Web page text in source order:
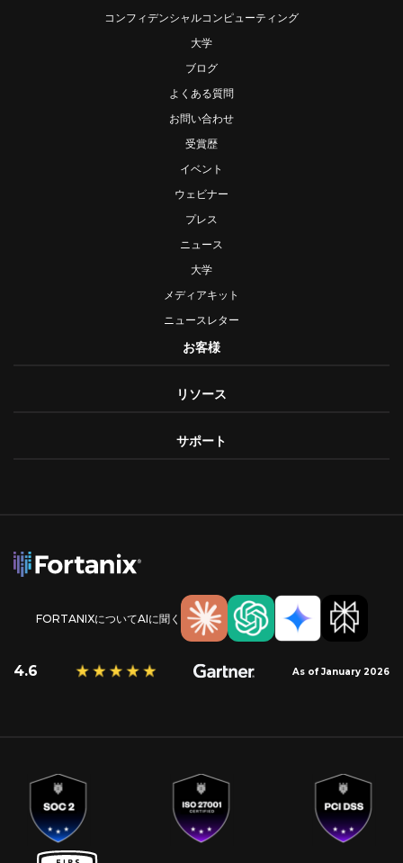
コンフィデンシャルコンピューティング
大学
ブログ
よくある質問
お問い合わせ
受賞歴
イベント
ウェビナー
プレス
ニュース
大学
メディアキット
ニュースレター
お客様
リソース
サポート
FORTANIXについてAIに聞く
4.6 As of January 2026